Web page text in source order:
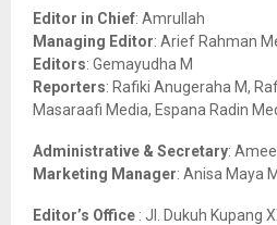
o
r
:
Editor in Chief: Amrullah
Managing Editor: Arief Rahman
Editors: Gemayudha M
Reporters: Rafiki Anugeraha M,
Masaraafi Media, Espana Radin
Administrative & Secretary:
Marketing Manager: Anisa Maya M
Editor’s Office : Jl. Dukuh Kupang